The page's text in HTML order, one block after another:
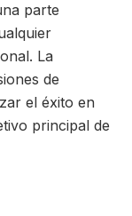
parte
La
de
el éxito en
principal de